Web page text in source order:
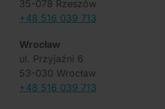
35-078 Rzeszów
+48 516 039 713
Wrocław
ul. Przyjaźni 6
53-030 Wrocław
+48 516 039 713